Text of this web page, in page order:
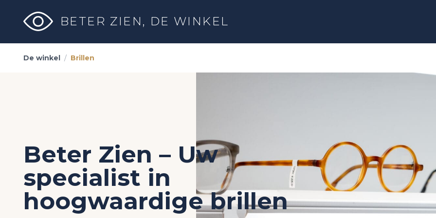
BETER ZIEN, DE WINKEL
De winkel / Brillen
Beter Zien – Uw
specialist in
hoogwaardige brillen